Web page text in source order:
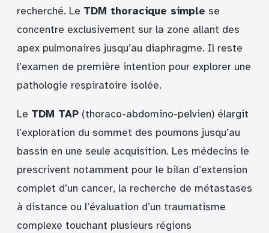
recherché. Le TDM thoracique simple se
concentre exclusivement sur la zone allant des
apex pulmonaires jusqu’au diaphragme. Il reste
l’examen de première intention pour explorer une
pathologie respiratoire isolée.
Le TDM TAP (thoraco-abdomino-pelvien) élargit
l’exploration du sommet des poumons jusqu’au
bassin en une seule acquisition. Les médecins le
prescrivent notamment pour le bilan d’extension
complet d’un cancer, la recherche de métastases
à distance ou l’évaluation d’un traumatisme
complexe touchant plusieurs régions